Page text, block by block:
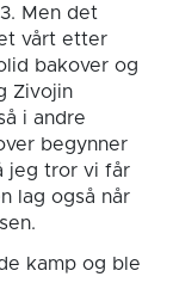
Men det
vårt etter
bakover og
Zivojin
i andre
begynner
jeg tror vi får
lag også når
kamp og ble